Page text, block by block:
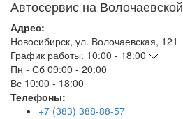
Автосервис на Волочаевской
Адрес:
Новосибирск, ул. Волочаевская, 121
График работы: 10:00 - 18:00
Пн - Сб 09:00 - 20:00
Вс 10:00 - 18:00
Телефоны:
+7 (383) 388-88-57